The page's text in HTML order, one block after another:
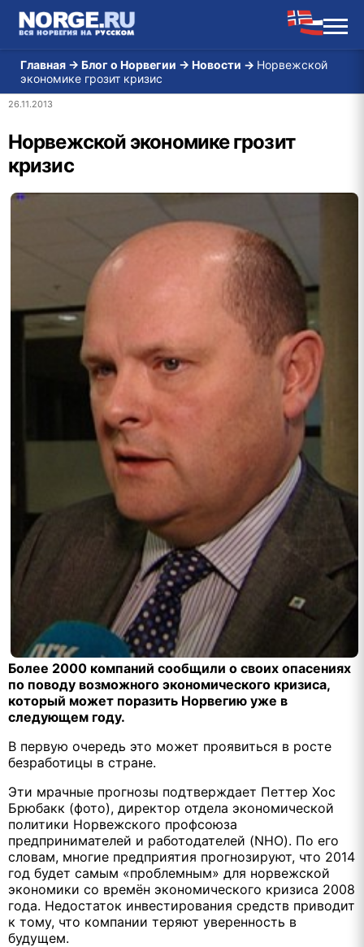
Главная → Блог о Норвегии → Новости → Норвежской
экономике грозит кризис
26.11.2013
Норвежской экономике грозит
кризис
Более 2000 компаний сообщили о своих опасениях
по поводу возможного экономического кризиса,
который может поразить Норвегию уже в
следующем году.
В первую очередь это может проявиться в росте
безработицы в стране.
Эти мрачные прогнозы подтверждает Петтер Хос
Брюбакк (фото), директор отдела экономической
политики Норвежского профсоюза
предпринимателей и работодателей (NHO). По его
словам, многие предприятия прогнозируют, что 2014
год будет самым «проблемным» для норвежской
экономики со времён экономического кризиса 2008
года. Недостаток инвестирования средств приводит
к тому, что компании теряют уверенность в
будущем.